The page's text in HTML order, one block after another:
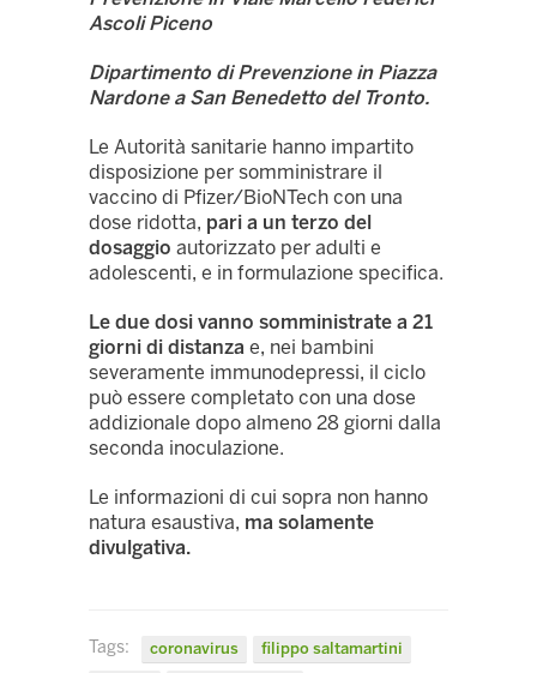
Ascoli Piceno
Dipartimento di Prevenzione in Piazza
Nardone a San Benedetto del Tronto.
Le Autorità sanitarie hanno impartito
disposizione per somministrare il
vaccino di Pfizer/BioNTech con una
dose ridotta, pari a un terzo del
dosaggio autorizzato per adulti e
adolescenti, e in formulazione specifica.
Le due dosi vanno somministrate a 21
giorni di distanza e, nei bambini
severamente immunodepressi, il ciclo
può essere completato con una dose
addizionale dopo almeno 28 giorni dalla
seconda inoculazione.
Le informazioni di cui sopra non hanno
natura esaustiva, ma solamente
divulgativa.
Tags: coronavirus
filippo saltamartini